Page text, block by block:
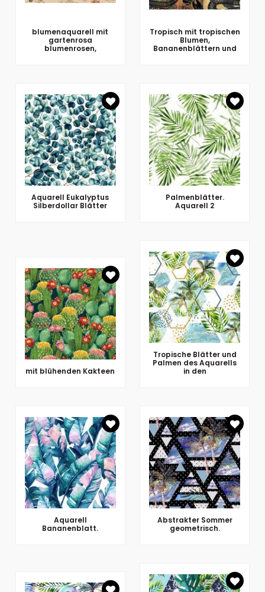
blumenaquarell mit
gartenrosa
blumenrosen,
Tropisch mit tropischen
Blumen,
Bananenblättern und
Aquarell Eukalyptus
Silberdollar Blätter
Palmenblätter.
Aquarell 2
mit blühenden Kakteen
Tropische Blätter und
Palmen des Aquarells
in den
Aquarell
Bananenblatt.
Abstrakter Sommer
geometrisch.